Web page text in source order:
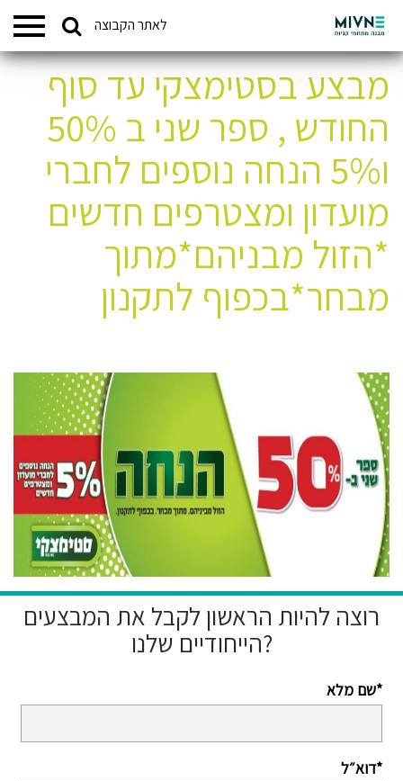
לאתר הקבוצה המתחמים שלנו
מבצע בסטימצקי עד סוף
החודש , ספר שני ב 50%
ו5% הנחה נוספים לחברי
מועדון ומצטרפים חדשים
*הזול מבניהם*מתוך
מבחר*בכפוף לתקנון
רוצה להיות הראשון לקבל את המבצעים
הייחודיים שלנו?
שם מלא*
דוא״ל*